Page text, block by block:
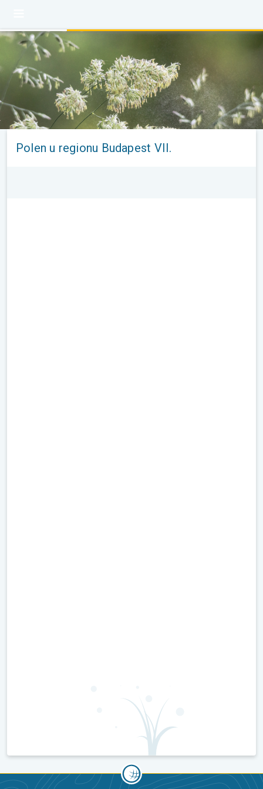
Polen u regionu Budapest VII.